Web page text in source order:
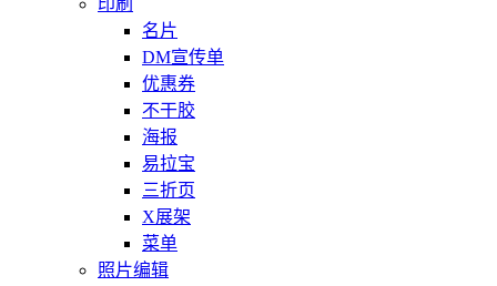
印刷
名片
DM宣传单
优惠券
不干胶
海报
易拉宝
三折页
X展架
菜单
照片编辑